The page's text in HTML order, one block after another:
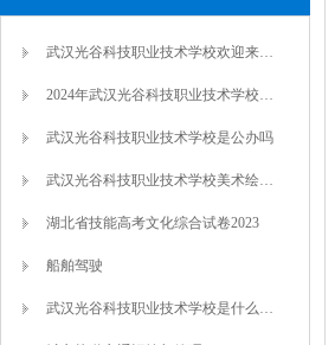
武汉光谷科技职业技术学校欢迎来自湖北各地...
2024年武汉光谷科技职业技术学校新生学...
武汉光谷科技职业技术学校是公办吗
武汉光谷科技职业技术学校美术绘画高考招生...
湖北省技能高考文化综合试卷2023
船舶驾驶
武汉光谷科技职业技术学校是什么学校